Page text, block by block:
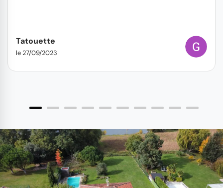
Tatouette
le 27/09/2023